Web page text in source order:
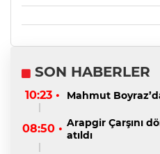
SON HABERLER
10:23 • Mahmut
08:50 • Arapgir Çarşını
atıldı